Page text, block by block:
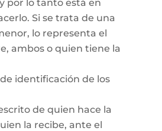
por lo tanto está en
Si se trata de una
lo representa el
ambos o quien tiene la
identificación de los
de quien hace la
la recibe, ante el